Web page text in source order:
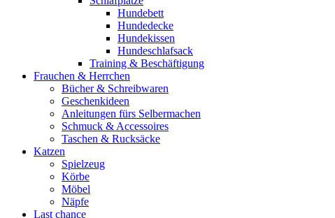
Hundebett
Hundedecke
Hundekissen
Hundeschlafsack
Training & Beschäftigung
Frauchen & Herrchen
Bücher & Schreibwaren
Geschenkideen
Anleitungen fürs Selbermachen
Schmuck & Accessoires
Taschen & Rucksäcke
Katzen
Spielzeug
Körbe
Möbel
Näpfe
Last chance